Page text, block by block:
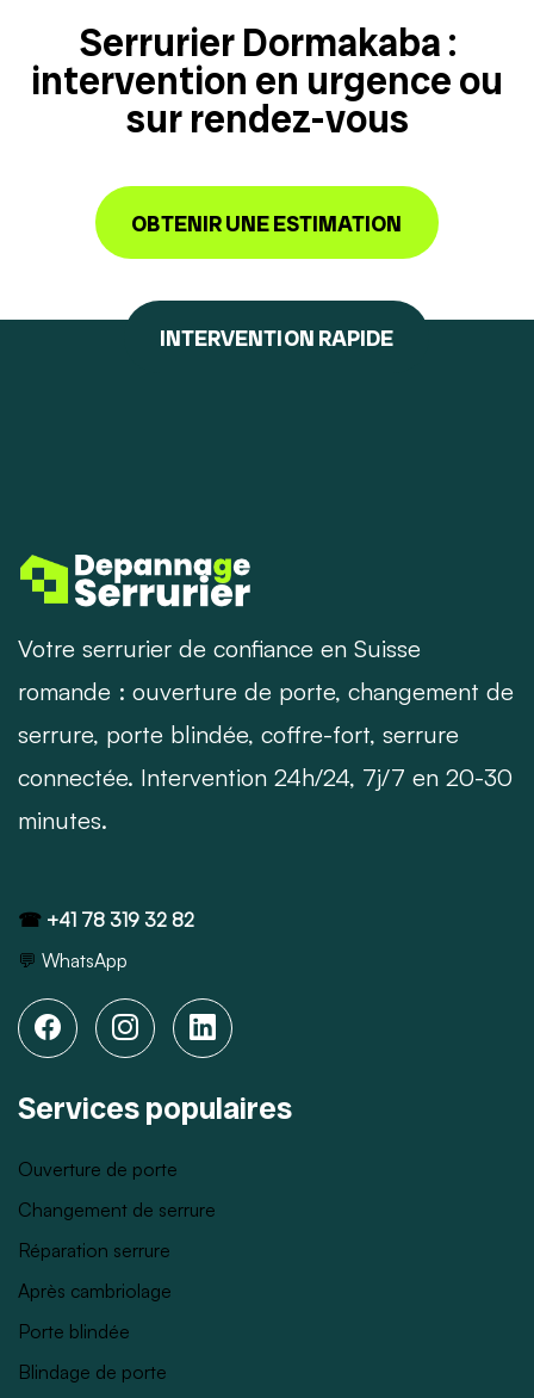
Serrurier Dormakaba :
intervention en urgence ou
sur rendez-vous
OBTENIR UNE ESTIMATION
INTERVENTION RAPIDE
Votre serrurier de confiance en Suisse
romande : ouverture de porte, changement de
serrure, porte blindée, coffre-fort, serrure
connectée. Intervention 24h/24, 7j/7 en 20-30
minutes.
☎ +41 78 319 32 82
💬 WhatsApp
Services populaires
Ouverture de porte
Changement de serrure
Réparation serrure
Après cambriolage
Porte blindée
Blindage de porte